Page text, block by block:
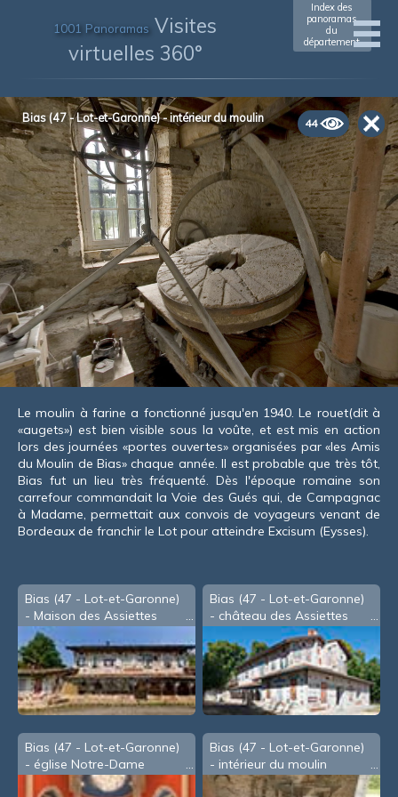
1001 Panoramas Visites
virtuelles 360°
Index des
panoramas
du
département
44
Bias (47 - Lot-et-Garonne) - intérieur du moulin
Le moulin à farine a fonctionné jusqu'en 1940. Le rouet(dit à
«augets») est bien visible sous la voûte, et est mis en action
lors des journées «portes ouvertes» organisées par «les Amis
du Moulin de Bias» chaque année. Il est probable que très tôt,
Bias fut un lieu très fréquenté. Dès l'époque romaine son
carrefour commandait la Voie des Gués qui, de Campagnac
à Madame, permettait aux convois de voyageurs venant de
Bordeaux de franchir le Lot pour atteindre Excisum (Eysses).
Bias (47 - Lot-et-Garonne)
- Maison des Assiettes
Bias (47 - Lot-et-Garonne)
- château des Assiettes
Bias (47 - Lot-et-Garonne)
- église Notre-Dame
Bias (47 - Lot-et-Garonne)
- intérieur du moulin